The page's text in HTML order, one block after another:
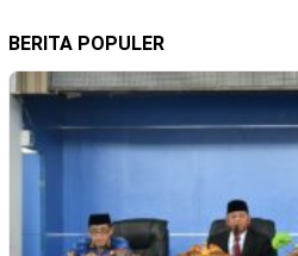
BERITA POPULER